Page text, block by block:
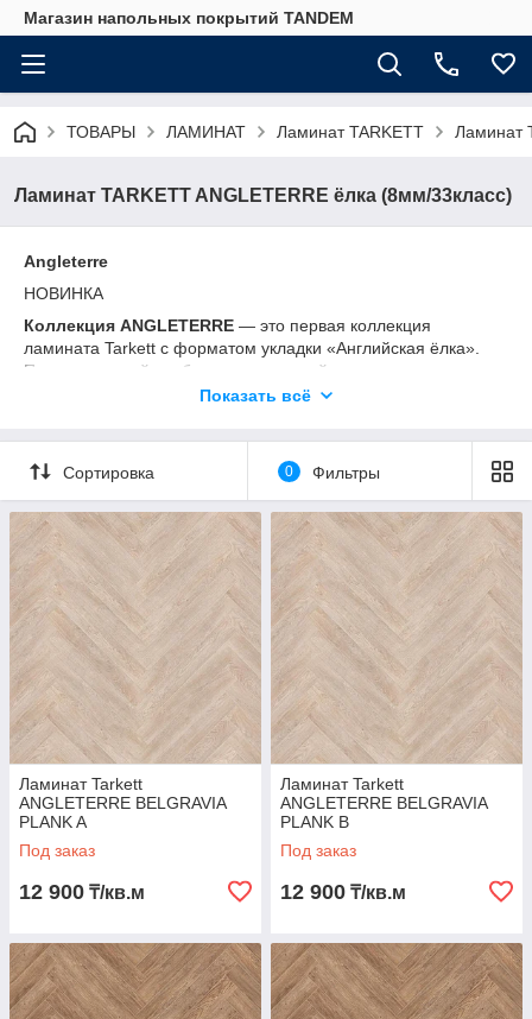
Магазин напольных покрытий TANDEM
ТОВАРЫ ЛАМИНАТ Ламинат TARKETT Ламинат
Ламинат TARKETT ANGLETERRE ёлка (8мм/33класс)
Angleterre
НОВИНКА
Коллекция ANGLETERRE — это первая коллекция
ламината Tarkett с форматом укладки «Английская ёлка».
Притягательной особенностью данной коллекции является
уникальный формат укладки. В этом способе укладки более
длинной стороной другой планки под прямым углом.В
коллекции ANGLETERRE планки двух видов: А и B (различие
в расположении замка). Для укладки дизайна вам
необходимо приобрести обе планки: А и B. Небольшой
размер планки и специально разработанная конструкция
замка позволяют легко и быстро уложить ламинат. Все
дизайны в этой коллекции отличаются глубоким тиснением в
регистре, что придаёт им аутентичный вид и текстуру
настоящего дерева. В коллекции применяется новая 4-
сторонняя крашенная MINI фаска. Она элегантно разделяет
планки, гармонично усиливая эффект ручной обработки.
Ламинат ANGLETERRE 33 класса износостойкости
обеспечивает защиту от царапин, ударов и других
повреждений.
Показать всё
Сортировка 0 Фильтры
Ламинат Tarkett
ANGLETERRE BELGRAVIA
PLANK A
Под заказ
12 900 ₸/кв.м
Ламинат Tarkett
ANGLETERRE BELGRAVIA
PLANK В
Под заказ
12 900 ₸/кв.м